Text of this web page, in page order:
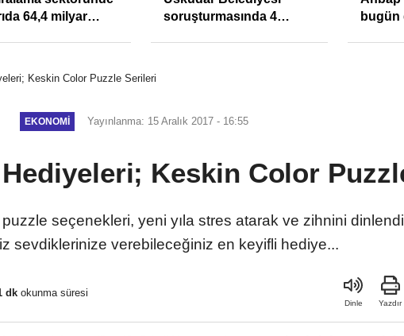
64,4 milyar
soruşturmasında 4
bugün
Keskin Color Puzzle Serileri
EKONOMI Yayınlanma: 15 Aralık 2017 - 16:55
Hediyeleri; Keskin Color
seçenekleri, yeni yıla stres atarak ve zihnini
sevdiklerinize verebileceğiniz en keyifli hediye...
dk okunma süresi
Dinle Yazdır